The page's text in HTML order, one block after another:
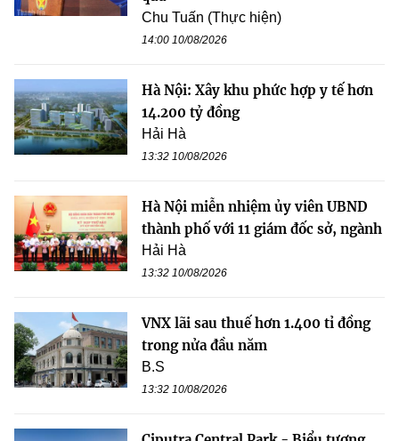
Chu Tuấn (Thực hiện)
14:00 10/08/2026
Hà Nội: Xây khu phức hợp y tế hơn
14.200 tỷ đồng
Hải Hà
13:32 10/08/2026
Hà Nội miễn nhiệm ủy viên UBND
thành phố với 11 giám đốc sở, ngành
Hải Hà
13:32 10/08/2026
VNX lãi sau thuế hơn 1.400 tỉ đồng
trong nửa đầu năm
B.S
13:32 10/08/2026